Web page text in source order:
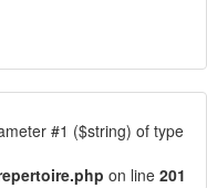
#1 ($string) of type
on line 201